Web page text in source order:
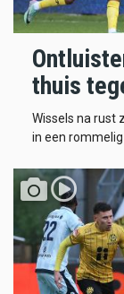
thuis
Wissels na rust
in een rommelig